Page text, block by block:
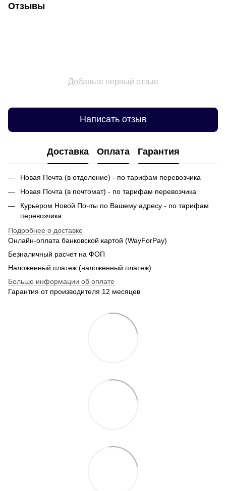
Отзывы
Добавьте первый отзыв
Написать отзыв
Доставка Оплата Гарантия
Новая Почта (в отделение) - по тарифам перевозчика
Новая Почта (в почтомат) - по тарифам перевозчика
Курьером Новой Почты по Вашему адресу - по тарифам
перевозчика
Подробнее о доставке
Онлайн-оплата банковской картой (WayForPay)
Безналичный расчет на ФОП
Наложенный платеж (наложенный платеж)
Больше информации об оплате
Гарантия от производителя 12 месяцев